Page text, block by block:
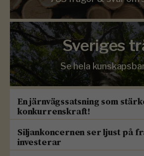
Sveriges
Se hela
En järnvägssatsning som
konkurrenskraft!
Siljankoncernen ser ljust på
investerar